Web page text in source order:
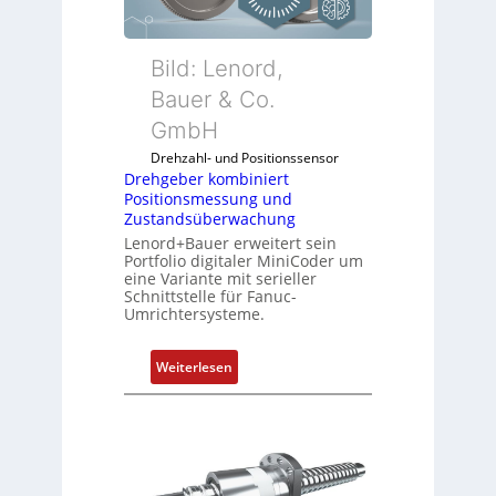
e
r
k
o
m
i
n
i
e
r
t
P
o
i
t
s
Bild: Lenord,
Bauer & Co.
GmbH
Drehzahl- und Positionssensor
Drehgeber kombiniert
Positionsmessung und
Zustandsüberwachung
Lenord+Bauer erweitert sein
Portfolio digitaler MiniCoder um
eine Variante mit serieller
Schnittstelle für Fanuc-
Umrichtersysteme.
Weiterlesen:
D
g